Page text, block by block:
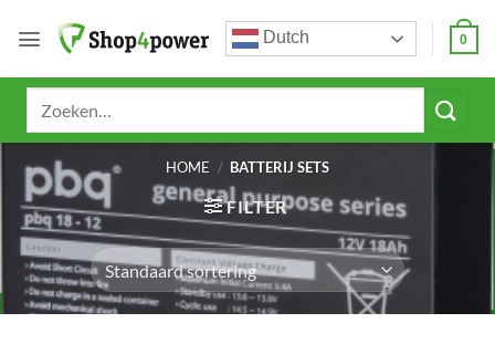
naar
Dutch 0
HOME / BATTERIJ SETS
FILTER